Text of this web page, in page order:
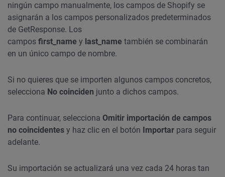
ningún campo manualmente, los campos de Shopify se
asignarán a los campos personalizados predeterminados
de GetResponse. Los
campos first_name y last_name también se combinarán
en un único campo de nombre.
Si no quieres que se importen algunos campos concretos,
selecciona No coinciden junto a dichos campos.
Para continuar, selecciona Omitir importación de campos
no coincidentes y haz clic en el botón Importar para seguir
adelante.
Su importación se actualizará una vez cada 24 horas tan